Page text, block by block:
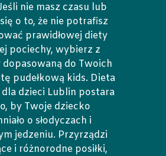
nie masz czasu lub
o to, że nie potrafisz
prawidłowej diety
pociechy, wybierz z
dopasowaną do Twoich
pudełkową kids. Dieta
dla dzieci Lublin postara
by Twoje dziecko
o słodyczach i
jedzeniu. Przyrządzi
i różnorodne posiłki,